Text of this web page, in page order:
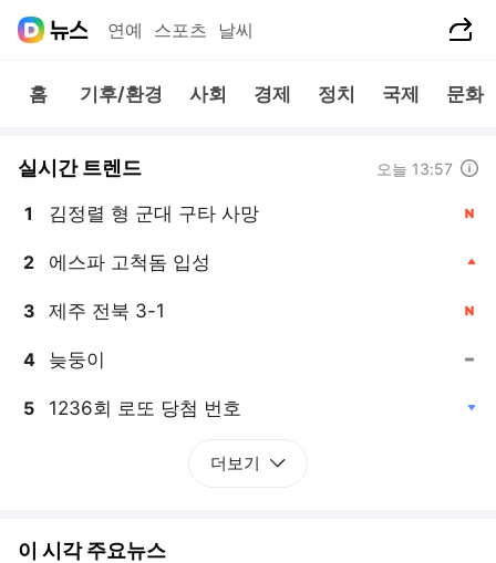
연예 스포츠 날씨
홈 기후/환경 사회 경제 정치 국제 문화
실시간 트렌드 오늘 13:57
1 김정렬 형 군대 구타 사망
2 에스파 고척돔 입성
3 제주 전북 3-1
4 늦둥이
5 1236회 로또 당첨 번호
더보기
이 시각 주요뉴스